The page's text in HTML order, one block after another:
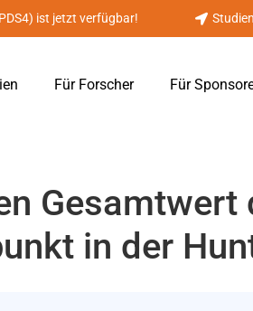
ist jetzt verfügbar!
Für Forscher Für
in der